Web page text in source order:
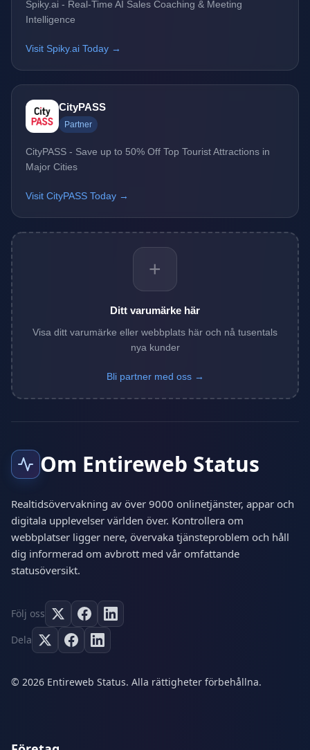
Spiky.ai - Real-Time AI Sales Coaching & Meeting
Intelligence
Visit Spiky.ai Today →
CityPASS
Partner
CityPASS - Save up to 50% Off Top Tourist Attractions in
Major Cities
Visit CityPASS Today →
+
Ditt varumärke här
Visa ditt varumärke eller webbplats här och nå tusentals
nya kunder
Bli partner med oss →
Om Entireweb Status
Realtidsövervakning av över 9000 onlinetjänster, appar och
digitala upplevelser världen över. Kontrollera om
webbplatser ligger nere, övervaka tjänsteproblem och håll
dig informerad om avbrott med vår omfattande
statusöversikt.
Följ oss
Dela
© 2026 Entireweb Status. Alla rättigheter förbehållna.